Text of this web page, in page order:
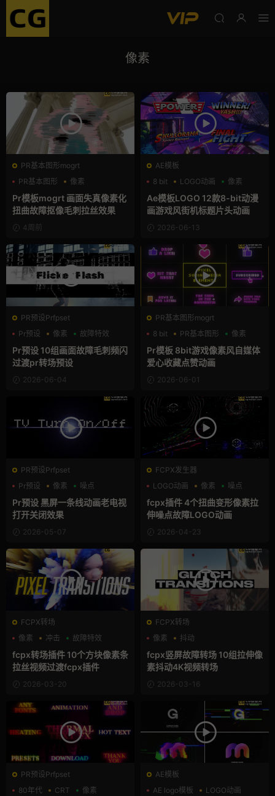
像素
PR基本图形mogrt
PR基本图形
像素
故障特效
Pr模板mogrt 画面失真像素化
扭曲故障抠像毛刺拉丝效果
4周前
AE模板
8 bit
LOGO动画 像素
Ae模板LOGO 12款8-bit动漫
画游戏风街机标题片头动画
2026-06-13
PR预设Prfpset
Pr预设
像素 故障特效
Pr预设 10组画面故障毛刺频闪
过渡pr转场预设
2026-06-04
PR基本图形mogrt
8 bit
PR基本图形 像素
Pr模板 8bit游戏像素风自媒体
爱心收藏点赞动画
2026-06-01
PR预设Prfpset
Pr预设
像素 噪点
Pr预设 黑屏一条线动画老电视
打开关闭效果
2026-05-07
FCPX发生器
LOGO动画
像素 噪点
fcpx插件 4个扭曲变形像素拉
伸噪点故障LOGO动画
2026-04-23
FCPX转场
像素
冲击 故障特效
fcpx转场插件 10个方块像素条
拉丝视频过渡fcpx插件
2026-03-20
FCPX转场
像素
抖动
支持Intel+M芯片
fcpx竖屏故障转场 10组拉伸像
素抖动4K视频转场
2026-03-16
PR预设Prfpset
80年代
CRT 像素
AE模板
AE logo模板
LOGO动画